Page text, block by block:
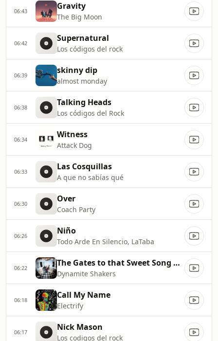
06:43 Gravity
The Big Moon
06:42 Supernatural
Los códigos del rock
06:39 skinny dip
almost monday
06:38 Talking Heads
Los códigos del Rock
06:34 Witness
Attack Dog
06:33 Las Cosquillas
A que no sabías qué
06:30 Over
Coach Party
06:26 Niño
Todo Arde En Silencio, LaTaba
06:22 The Gates to that Sweet Song of Yours
Dynamite Shakers
06:18 Call My Name
Electrify
06:17 Nick Mason
Los codigos del rock